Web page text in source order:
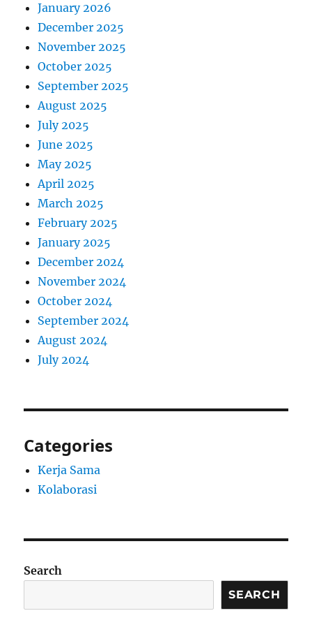
January 2026
December 2025
November 2025
October 2025
September 2025
August 2025
July 2025
June 2025
May 2025
April 2025
March 2025
February 2025
January 2025
December 2024
November 2024
October 2024
September 2024
August 2024
July 2024
Categories
Kerja Sama
Kolaborasi
Search
SEARCH